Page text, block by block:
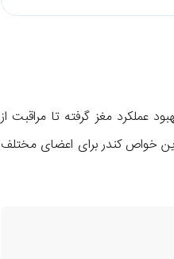
مغز گرفته تا مراقبت از
خواص کندر برای اعضای مختلف